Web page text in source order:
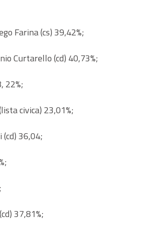
Farina (cs) 39,42%;
Curtarello (cd) 40,73%;
22%;
civica) 23,01%;
36,04;
37,81%;